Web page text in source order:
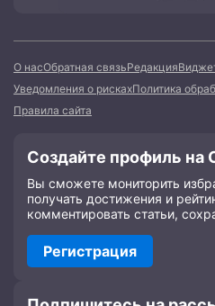
О насОбратная связьРедакция
Уведомления о рискахПолитика
Правила сайта
Создайте профиль на
Вы сможете мониторить
получать достижения и
комментировать статьи,
Регистрация